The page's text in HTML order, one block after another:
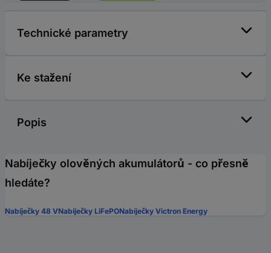
Technické parametry
Ke stažení
Popis
Nabíječky olověných akumulátorů - co přesně
hledáte?
Nabíječky 48 VNabíječky LiFePONabíječky Victron Energy